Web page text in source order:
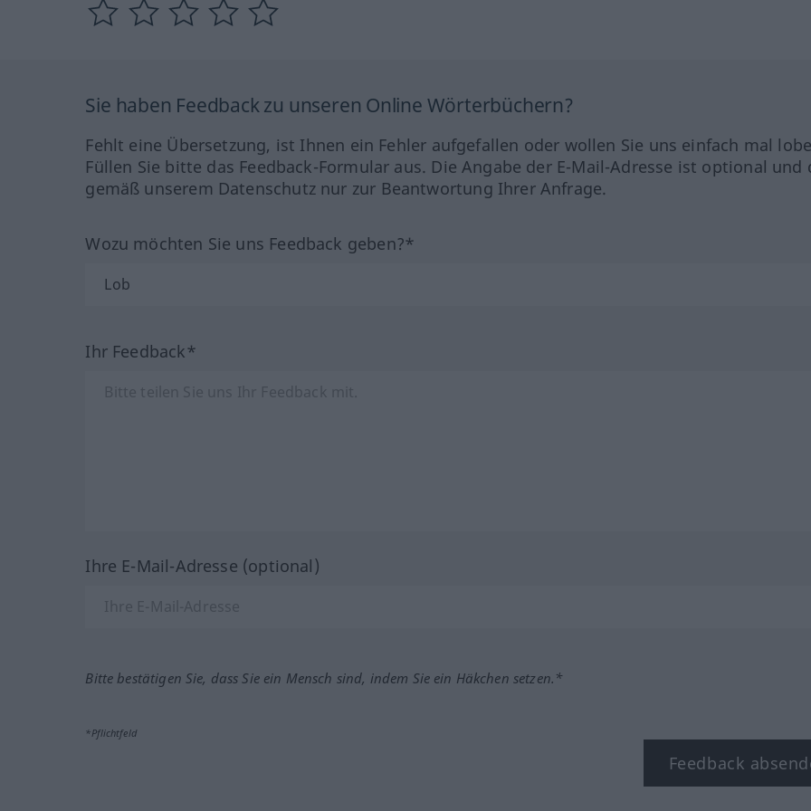
Sie haben Feedback zu unseren Online Wörterbüchern?
Fehlt eine Übersetzung, ist Ihnen ein Fehler aufgefallen oder wollen Sie uns einfach mal
Füllen Sie bitte das Feedback-Formular aus. Die Angabe der E-Mail-Adresse ist optional und
gemäß unserem Datenschutz nur zur Beantwortung Ihrer Anfrage.
Wozu möchten Sie uns Feedback geben?*
Ihr Feedback*
Ihre E-Mail-Adresse (optional)
Bitte bestätigen Sie, dass Sie ein Mensch sind, indem Sie ein Häkchen setzen.*
*Pflichtfeld
Feedback